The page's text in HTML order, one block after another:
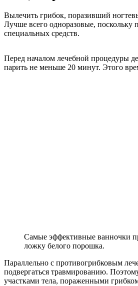
Вылечить грибок, поразивший
Лучше всего одноразовые,
специальных средств.
Перед началом лечебной процедуры
парить не меньше 20 минут. Этого
Самые эффективные ванночки
ложку белого порошка.
Параллельно с противогрибковым
подвергаться травмированию.
участками тела, пораженными